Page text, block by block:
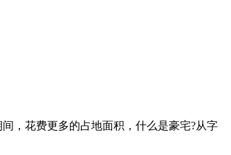
，花费更多的占地面积，什么是豪宅?从字